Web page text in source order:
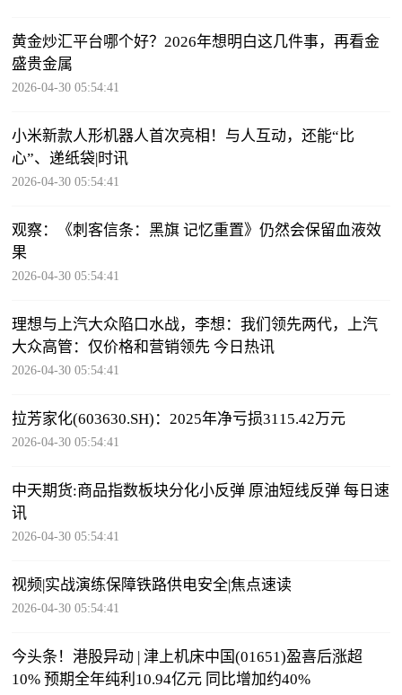
黄金炒汇平台哪个好？2026年想明白这几件事，再看金
盛贵金属
2026-04-30 05:54:41
小米新款人形机器人首次亮相！与人互动，还能“比
心”、递纸袋|时讯
2026-04-30 05:54:41
观察：《刺客信条：黑旗 记忆重置》仍然会保留血液效
果
2026-04-30 05:54:41
理想与上汽大众陷口水战，李想：我们领先两代，上汽
大众高管：仅价格和营销领先 今日热讯
2026-04-30 05:54:41
拉芳家化(603630.SH)：2025年净亏损3115.42万元
2026-04-30 05:54:41
中天期货:商品指数板块分化小反弹 原油短线反弹 每日速
讯
2026-04-30 05:54:41
视频|实战演练保障铁路供电安全|焦点速读
2026-04-30 05:54:41
今头条！港股异动 | 津上机床中国(01651)盈喜后涨超
10% 预期全年纯利10.94亿元 同比增加约40%